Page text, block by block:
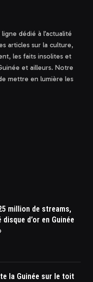
dédié à l’actualité
articles sur la culture,
les faits insolites et
et ailleurs. Notre
mettre en lumière les
million de streams,
d’or en Guinée
la Guinée sur le toit